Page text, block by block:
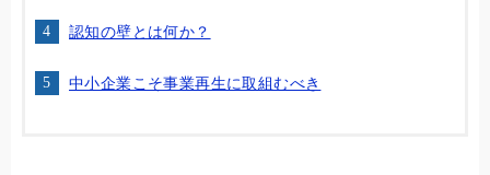
認知の壁とは何か？
中小企業こそ事業再生に取組むべき